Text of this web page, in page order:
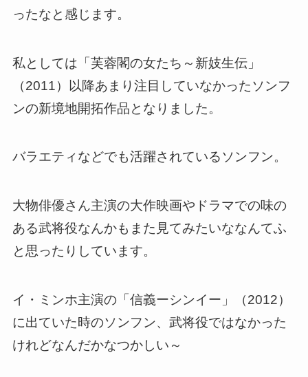
ったなと感じます。
私としては「芙蓉閣の女たち～新妓生伝」
（2011）以降あまり注目していなかったソンフ
ンの新境地開拓作品となりました。
バラエティなどでも活躍されているソンフン。
大物俳優さん主演の大作映画やドラマでの味の
ある武将役なんかもまた見てみたいななんてふ
と思ったりしています。
イ・ミンホ主演の「信義ーシンイー」（2012）
に出ていた時のソンフン、武将役ではなかった
けれどなんだかなつかしい～